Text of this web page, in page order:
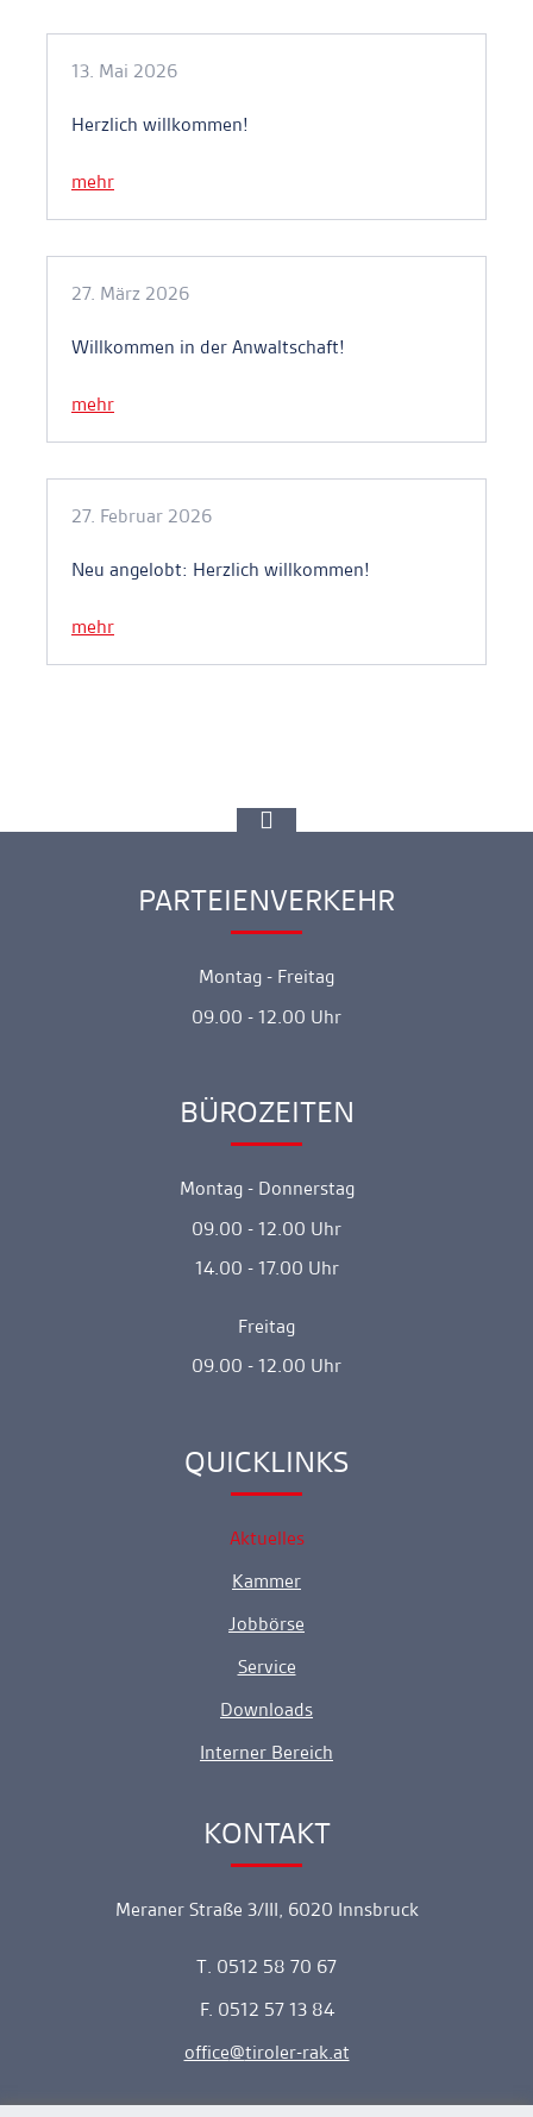
13. Mai 2026
Herzlich willkommen!
mehr
27. März 2026
Willkommen in der Anwaltschaft!
mehr
27. Februar 2026
Neu angelobt: Herzlich willkommen!
mehr
Ankerlink
PARTEIENVERKEHR
Montag - Freitag
09.00 - 12.00 Uhr
Ankerlink
BÜROZEITEN
Montag - Donnerstag
09.00 - 12.00 Uhr
14.00 - 17.00 Uhr
Freitag
09.00 - 12.00 Uhr
Ankerlink
QUICKLINKS
Aktuelles
Kammer
Jobbörse
Service
Downloads
Interner Bereich
Ankerlink
KONTAKT
Meraner Straße 3/III, 6020 Innsbruck
T. 0512 58 70 67
F. 0512 57 13 84
office
tiroler-rak.at
zur